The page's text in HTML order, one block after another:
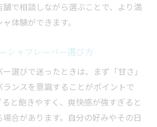
で相談しながら選ぶことで、より満
体験ができます。
シャフレーバー選び方
選びで迷ったときは、まず「甘さ」
ランスを意識することがポイントで
と飽きやすく、爽快感が強すぎると
合があります。自分の好みやその日